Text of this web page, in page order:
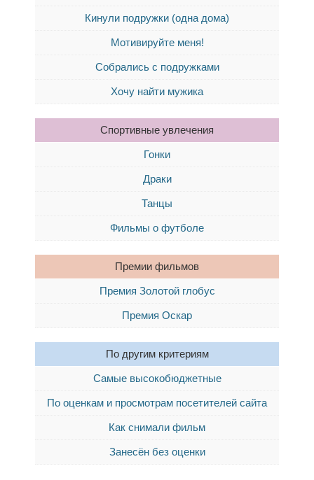
Кинули подружки (одна дома)
Мотивируйте меня!
Собрались с подружками
Хочу найти мужика
Спортивные увлечения
Гонки
Драки
Танцы
Фильмы о футболе
Премии фильмов
Премия Золотой глобус
Премия Оскар
По другим критериям
Самые высокобюджетные
По оценкам и просмотрам посетителей сайта
Как снимали фильм
Занесён без оценки